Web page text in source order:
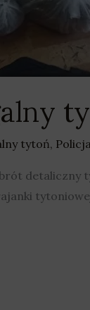
tytoń,
detaliczny